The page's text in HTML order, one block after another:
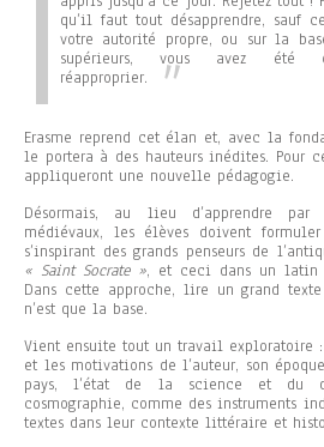
qu’il faut tout désapprendre, sauf
votre autorité propre, ou sur la
supérieurs, vous avez été
réapproprier.
Erasme reprend cet élan et, avec la
le portera à des hauteurs inédites. Pour
appliqueront une nouvelle pédagogie.
Désormais, au lieu d’apprendre
médiévaux, les élèves doivent
s’inspirant des grands penseurs de
« Saint Socrate », et ceci dans un latin
Dans cette approche, lire un grand
n’est que la base.
Vient ensuite tout un travail exploratoire
et les motivations de l’auteur, son
pays, l’état de la science et du
cosmographie, comme des instruments
textes dans leur contexte littéraire et